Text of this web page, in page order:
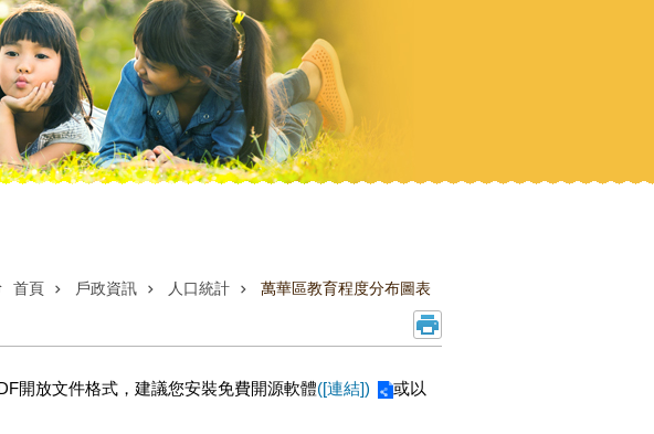
首頁 戶政資訊 人口統計 萬華區教育程度分布圖表
開放文件格式，建議您安裝免費開源軟體([連結])
或以